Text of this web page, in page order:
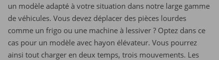
un modèle adapté à votre situation dans notre large gamme
de véhicules. Vous devez déplacer des pièces lourdes
comme un frigo ou une machine à lessiver ? Optez dans ce
cas pour un modèle avec hayon élévateur. Vous pourrez
ainsi tout charger en deux temps, trois mouvements. Les